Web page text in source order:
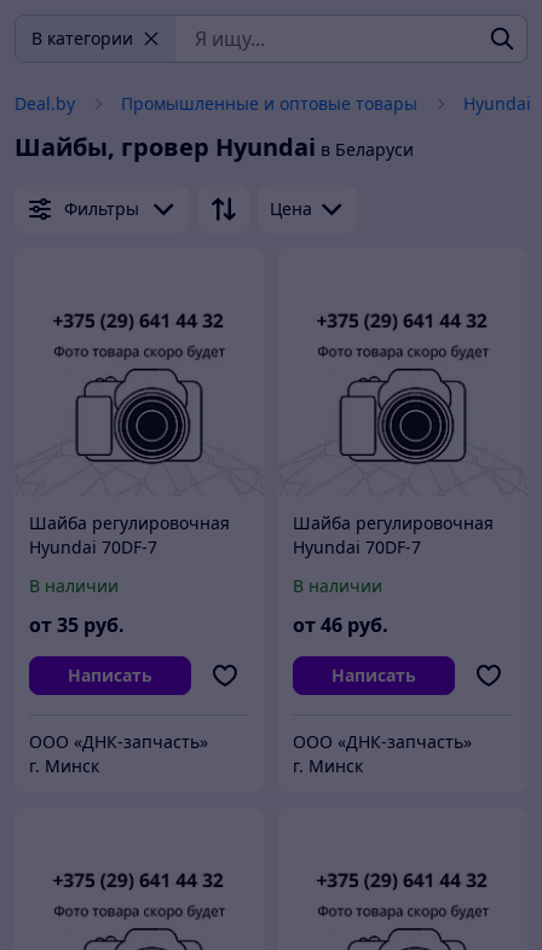
В категории
Deal.by Промышленные и оптовые товары Hyundai
Шайбы, гровер Hyundai в Беларуси
Фильтры Цена
Шайба регулировочная
Hyundai 70DF-7
В наличии
от35 руб.
Написать
ООО «ДНК-запчасть»
г. Минск
Шайба регулировочная
Hyundai 70DF-7
В наличии
от46 руб.
Написать
ООО «ДНК-запчасть»
г. Минск